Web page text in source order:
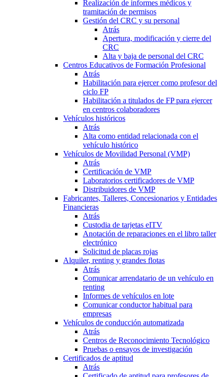
Realización de informes médicos y
tramitación de permisos
Gestión del CRC y su personal
Atrás
Apertura, modificación y cierre del
CRC
Alta y baja de personal del CRC
Centros Educativos de Formación Profesional
Atrás
Habilitación para ejercer como profesor del
ciclo FP
Habilitación a titulados de FP para ejercer
en centros colaboradores
Vehículos históricos
Atrás
Alta como entidad relacionada con el
vehículo histórico
Vehículos de Movilidad Personal (VMP)
Atrás
Certificación de VMP
Laboratorios certificadores de VMP
Distribuidores de VMP
Fabricantes, Talleres, Concesionarios y Entidades
Financieras
Atrás
Custodia de tarjetas eITV
Anotación de reparaciones en el libro taller
electrónico
Solicitud de placas rojas
Alquiler, renting y grandes flotas
Atrás
Comunicar arrendatario de un vehículo en
renting
Informes de vehículos en lote
Comunicar conductor habitual para
empresas
Vehículos de conducción automatizada
Atrás
Centros de Reconocimiento Tecnológico
Pruebas o ensayos de investigación
Certificados de aptitud
Atrás